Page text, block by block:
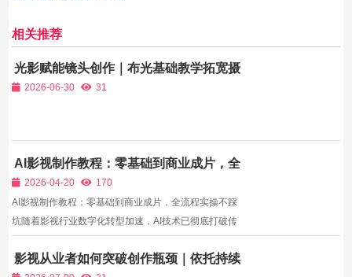
相关推荐
光影赋能镜头创作｜布光基础教学拓宽摄
影师原创表达边界
2026-06-30 31
AI影视制作教程：零基础到商业成片，全
流程实操不踩坑
2026-04-20
170
AI影视制作教程：零基础到商业成片，全流程实操不踩
坑随着影视行业数字化转型加速，AI技术已彻底打破传
队、全套设备、数月时间完成的短片、广告，如今凭借
影视从业者如何突破创作瓶颈｜依托持续
实训与多元创作拓宽创作边界